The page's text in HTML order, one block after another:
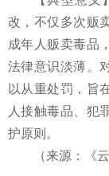
改，不仅多次贩
成年人贩卖毒品
法律意识淡薄。
以从重处罚，旨
人接触毒品、犯
护原则。
（来源：《